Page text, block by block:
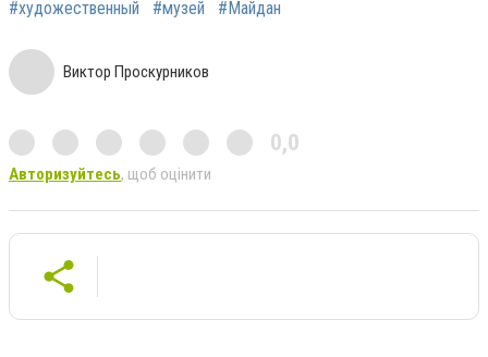
#художественный
#музей #Майдан
Виктор Проскурников
0,0
Авторизуйтесь, щоб оцінити